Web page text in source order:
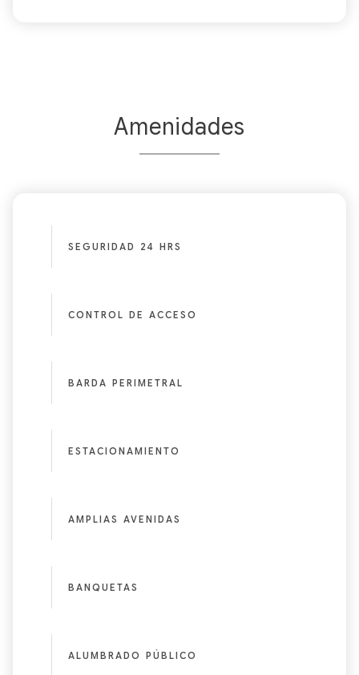
Amenidades
SEGURIDAD 24 HRS
CONTROL DE ACCESO
BARDA PERIMETRAL
ESTACIONAMIENTO
AMPLIAS AVENIDAS
BANQUETAS
ALUMBRADO PÚBLICO